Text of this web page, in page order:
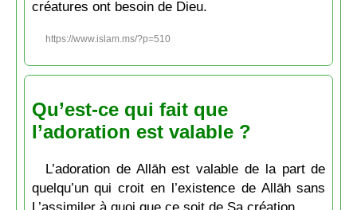
créatures ont besoin de Dieu.
https://www.islam.ms/?p=510
Qu’est-ce qui fait que
l’adoration est valable ?
L’adoration de Allāh est valable de la part de
quelqu’un qui croit en l’existence de Allāh sans